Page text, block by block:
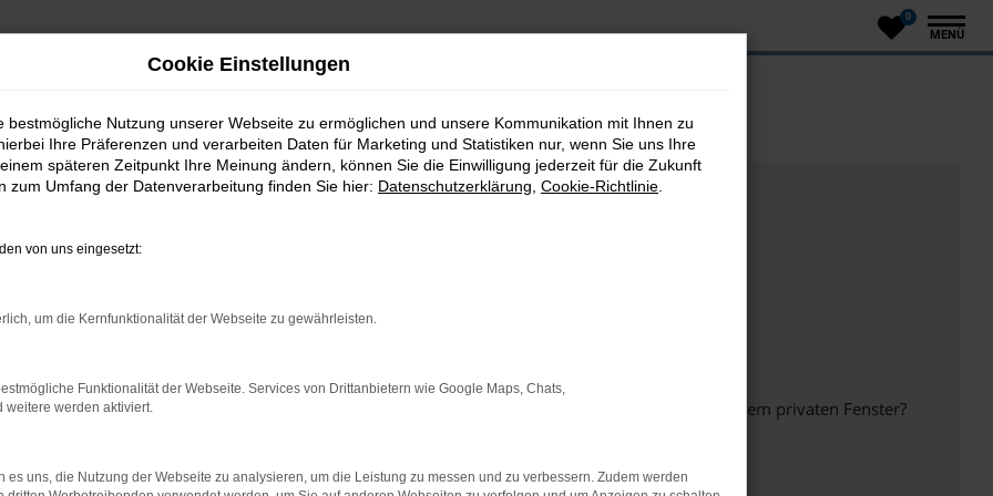
0
MENÜ
bestimmter Seiten verhindern. Funktioniert die Seite in einem anderen Browser oder in einem privaten Fenster?
beheben.
Cookie Einstellungen
bestmögliche Nutzung unserer Webseite zu ermöglichen und unsere Kommunikation mit Ihnen zu
Ihre Präferenzen und verarbeiten Daten für Marketing und Statistiken nur, wenn Sie uns Ihre
späteren Zeitpunkt Ihre Meinung ändern, können Sie die Einwilligung jederzeit für die Zukunft
zum Umfang der Datenverarbeitung finden Sie hier: Datenschutzerklärung Cookie-Richtlinie
von uns eingesetzt:
um die Kernfunktionalität der Webseite zu gewährleisten.
Funktionalität der Webseite. Services von Drittanbietern wie Google Maps, Chats,
weitere werden aktiviert.
es uns, die Nutzung der Webseite zu analysieren, um die Leistung zu messen und zu verbessern. Zudem werden